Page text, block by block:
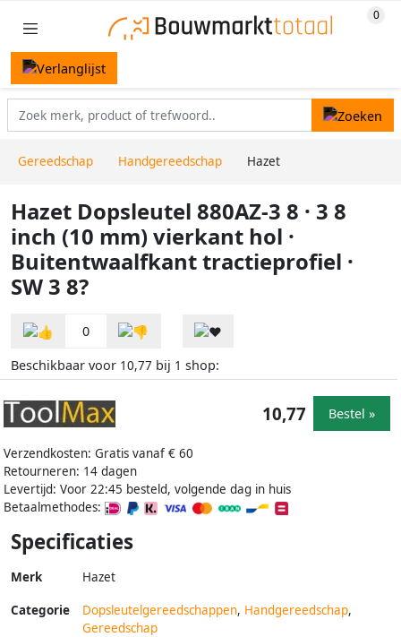
Gereedschap Handgereedschap Hazet
Hazet Dopsleutel 880AZ-3 8 · 3 8
inch (10 mm) vierkant hol ·
Buitentwaalfkant tractieprofiel ·
SW 3 8?
0
Beschikbaar voor 10,77 bij 1 shop:
Verzendkosten: Gratis vanaf € 60
Retourneren: 14 dagen
Levertijd: Voor 22:45 besteld, volgende dag in huis
Betaalmethodes:
10,77 Bestel »
Specificaties
Merk Hazet
Categorie Dopsleutelgereedschappen, Handgereedschap,
Gereedschap